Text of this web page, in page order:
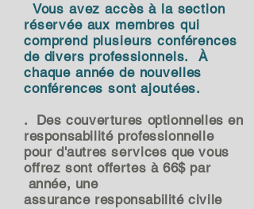
Vous avez accès à la section
réservée aux membres qui
comprend plusieurs conférences
de divers professionnels. À
chaque année de nouvelles
conférences sont ajoutées.
. Des couvertures optionnelles en
responsabilité professionnelle
pour d'autres services que vous
offrez sont offertes à 66$ par
année, une
assurance responsabilité civile